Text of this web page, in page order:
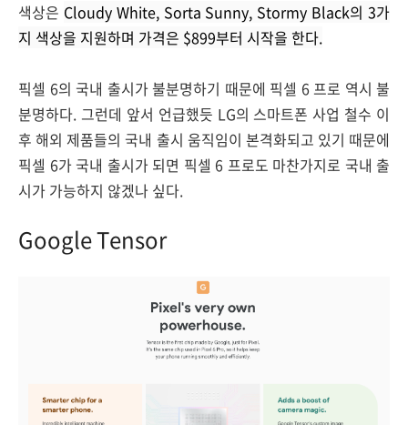
색상은 Cloudy White, Sorta Sunny, Stormy Black의 3가
지 색상을 지원하며 가격은 $899부터 시작을 한다.
픽셀 6의 국내 출시가 불분명하기 때문에 픽셀 6 프로 역시 불
분명하다. 그런데 앞서 언급했듯 LG의 스마트폰 사업 철수 이
후 해외 제품들의 국내 출시 움직임이 본격화되고 있기 때문에
픽셀 6가 국내 출시가 되면 픽셀 6 프로도 마찬가지로 국내 출
시가 가능하지 않겠나 싶다.
Google Tensor